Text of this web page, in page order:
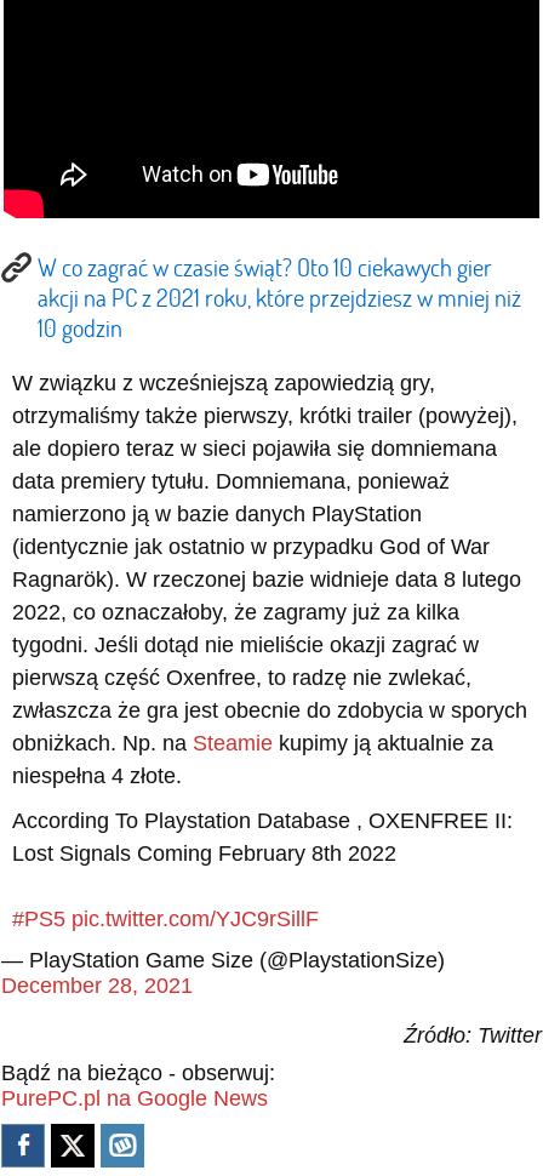
W co zagrać w czasie świąt? Oto 10 ciekawych gier
akcji na PC z 2021 roku, które przejdziesz w mniej niż
10 godzin
W związku z wcześniejszą zapowiedzią gry,
otrzymaliśmy także pierwszy, krótki trailer (powyżej),
ale dopiero teraz w sieci pojawiła się domniemana
data premiery tytułu. Domniemana, ponieważ
namierzono ją w bazie danych PlayStation
(identycznie jak ostatnio w przypadku God of War
Ragnarök). W rzeczonej bazie widnieje data 8 lutego
2022, co oznaczałoby, że zagramy już za kilka
tygodni. Jeśli dotąd nie mieliście okazji zagrać w
pierwszą część Oxenfree, to radzę nie zwlekać,
zwłaszcza że gra jest obecnie do zdobycia w sporych
obniżkach. Np. na Steamie kupimy ją aktualnie za
niespełna 4 złote.
According To Playstation Database , OXENFREE II:
Lost Signals Coming February 8th 2022
#PS5 pic.twitter.com/YJC9rSillF
— PlayStation Game Size (@PlaystationSize)
December 28, 2021
Źródło: Twitter
Bądź na bieżąco - obserwuj:
PurePC.pl na Google News